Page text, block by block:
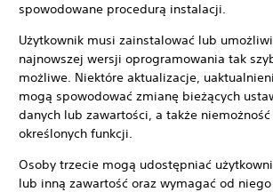
spowodowane procedurą instalacji.
Użytkownik musi zainstalować lub
najnowszej wersji oprogramowania tak
możliwe. Niektóre aktualizacje,
mogą spowodować zmianę bieżących
danych lub zawartości, a także
określonych funkcji.
Osoby trzecie mogą udostępniać
lub inną zawartość oraz wymagać od